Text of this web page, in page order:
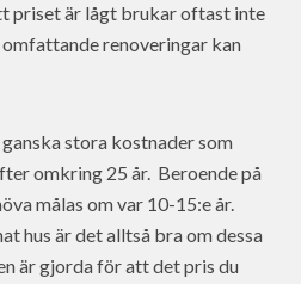
priset är lågt brukar oftast inte
omfattande renoveringar kan
stora kostnader som
omkring 25 år. Beroende på
målas om var 10-15:e år.
hus är det alltså bra om dessa
är gjorda för att det pris du